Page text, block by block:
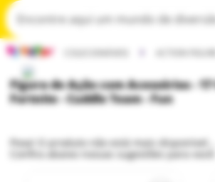
Figura de Ação com Acessórios - 17
Fortnite - Cuddle Team - Fun
Poxa! O produto não está mais disponível...
Confira abaixo nossas sugestões para você: